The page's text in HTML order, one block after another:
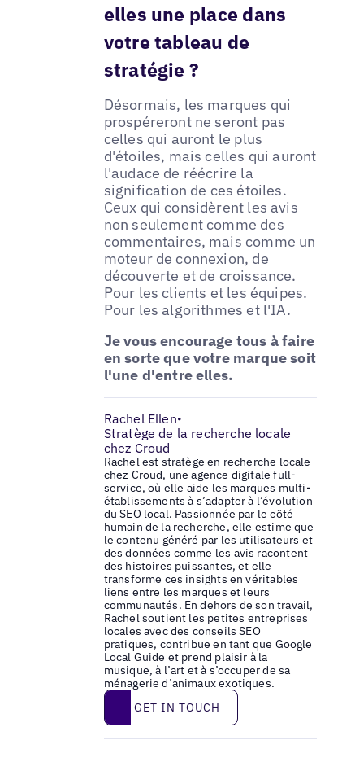
elles une place dans
votre tableau de
stratégie ?
Désormais, les marques qui
prospéreront ne seront pas
celles qui auront le plus
d'étoiles, mais celles qui auront
l'audace de réécrire la
signification de ces étoiles.
Ceux qui considèrent les avis
non seulement comme des
commentaires, mais comme un
moteur de connexion, de
découverte et de croissance.
Pour les clients et les équipes.
Pour les algorithmes et l'IA.
Je vous encourage tous à faire
en sorte que votre marque soit
l'une d'entre elles.
Rachel Ellen•
Stratège de la recherche locale
chez Croud
Rachel est stratège en recherche locale
chez Croud, une agence digitale full-
service, où elle aide les marques multi-
établissements à s’adapter à l’évolution
du SEO local. Passionnée par le côté
humain de la recherche, elle estime que
le contenu généré par les utilisateurs et
des données comme les avis racontent
des histoires puissantes, et elle
transforme ces insights en véritables
liens entre les marques et leurs
communautés. En dehors de son travail,
Rachel soutient les petites entreprises
locales avec des conseils SEO
pratiques, contribue en tant que Google
Local Guide et prend plaisir à la
musique, à l’art et à s’occuper de sa
ménagerie d’animaux exotiques.
Get in touch
GET IN TOUCH